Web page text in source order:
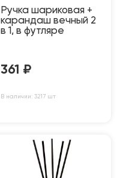
Ручка шариковая +
карандаш вечный 2
в 1, в футляре
361 ₽
В наличии: 3217 шт